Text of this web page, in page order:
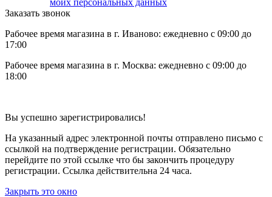
Заказать звонок
Рабочее время магазина в г. Иваново: ежедневно с 09:00 до
17:00
Рабочее время магазина в г. Москва: ежедневно с 09:00 до
18:00
Вы успешно зарегистрировались!
На указанный адрес электронной почты отправлено письмо с
ссылкой на подтверждение регистрации. Обязательно
перейдите по этой ссылке что бы закончить процедуру
регистрации. Ссылка действительна 24 часа.
Закрыть это окно